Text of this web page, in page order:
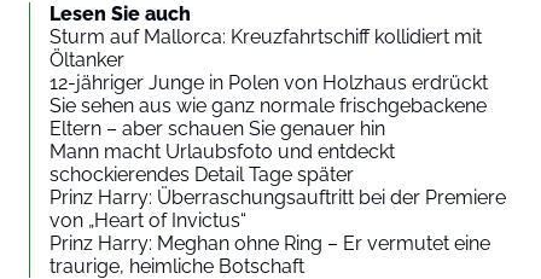
Lesen Sie auch
Sturm auf Mallorca: Kreuzfahrtschiff kollidiert mit
Öltanker
12-jähriger Junge in Polen von Holzhaus erdrückt
Sie sehen aus wie ganz normale frischgebackene
Eltern – aber schauen Sie genauer hin
Mann macht Urlaubsfoto und entdeckt
schockierendes Detail Tage später
Prinz Harry: Überraschungsauftritt bei der Premiere
von „Heart of Invictus“
Prinz Harry: Meghan ohne Ring – Er vermutet eine
traurige, heimliche Botschaft